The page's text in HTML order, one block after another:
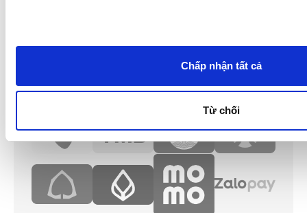
thuận
Chấp nhận tất cả
Từ chối